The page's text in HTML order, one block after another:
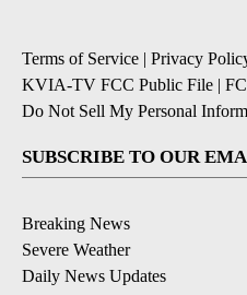
Terms of Service | Privacy
KVIA-TV FCC Public File |
Do Not Sell My Personal
SUBSCRIBE TO OUR
Breaking News
Severe Weather
Daily News Updates